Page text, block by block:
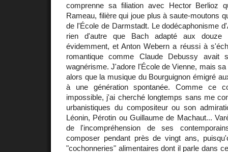
comprenne sa filiation avec Hector Berlioz
Rameau, filière qui joue plus à saute-moutons
de l'École de Darmstadt. Le dodécaphonisme
rien d'autre que Bach adapté aux douze
évidemment, et Anton Webern a réussi à
romantique comme Claude Debussy avait
wagnérisme. J'adore l'École de Vienne, mais
alors que la musique du Bourguignon émigré
à une génération spontanée. Comme ce
impossible, j'ai cherché longtemps sans me
urbanistiques du compositeur ou son
Léonin, Pérotin ou Guillaume de Machaut...
de l'incompréhension de ses
composer pendant près de vingt ans,
"cochonneries" alimentaires dont il parle dans